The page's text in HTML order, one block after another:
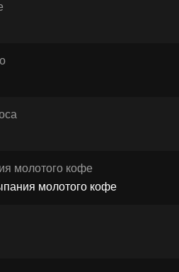
молотого кофе
молотого кофе